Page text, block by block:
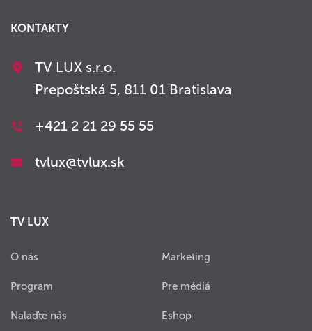
KONTAKTY
TV LUX s.r.o.
Prepoštská 5, 811 01 Bratislava
+421 2 21 29 55 55
tvlux@tvlux.sk
TV LUX
O nás
Program
Nalaďte nás
Marketing
Pre médiá
Eshop